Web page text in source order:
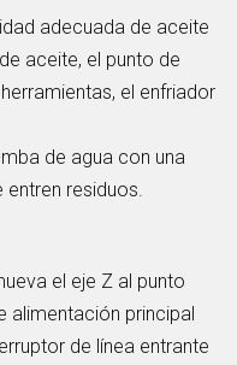
adecuada de aceite
aceite, el punto de
el enfriador
de agua con una
residuos.
el eje Z al punto
alimentación principal
de línea entrante